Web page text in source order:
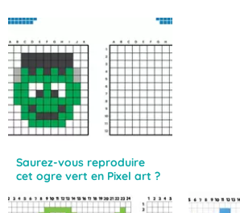
Saurez-vous reproduire
cet ogre vert en Pixel art ?